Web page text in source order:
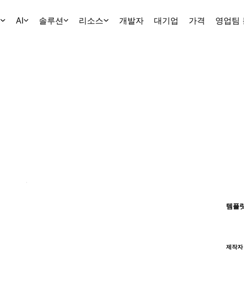
AI 솔루션 리소스 개발자 대기업 가격 영업팀
템플
제작